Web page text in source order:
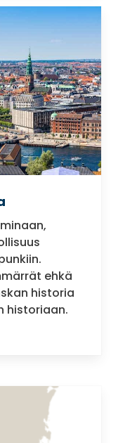
ehkä
historia
historiaan.